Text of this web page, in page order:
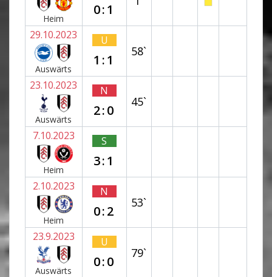
Heim
0:1
29.10.2023
Auswärts
U
1:1
58`
23.10.2023
Auswärts
N
2:0
45`
7.10.2023
Heim
S
3:1
2.10.2023
Heim
N
0:2
53`
23.9.2023
Auswärts
U
0:0
79`